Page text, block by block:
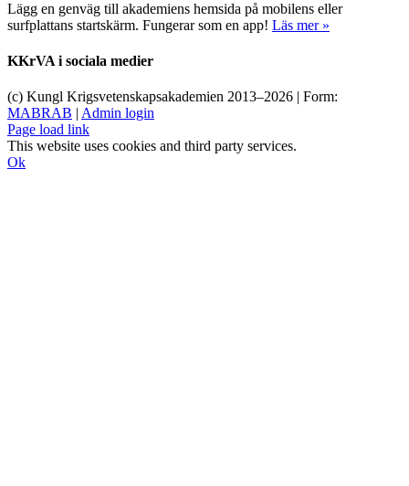
Lägg en genväg till akademiens hemsida på mobilens eller
surfplattans startskärm. Fungerar som en app! Läs mer »
KKrVA i sociala medier
(c) Kungl Krigsvetenskapsakademien 2013–2026 | Form:
MABRAB | Admin login
Page load link
This website uses cookies and third party services.
Ok